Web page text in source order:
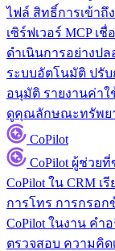
ไฟล์ สิทธิ์การเข้าถึง
เซิร์ฟเวอร์ MCP เชื่
ดำเนินการอย่างป
ระบบอัตโนมัติ ปรับ
อนุมัติ รายงานค่าใ
ดูคุณลักษณะทรัพย
CoPilot
CoPilot ผู้ช่วยที่
CoPilot ใน CRM เ
การโทร การกรอ
CoPilot ในงาน คำ
ตรวจสอบ ความคิด